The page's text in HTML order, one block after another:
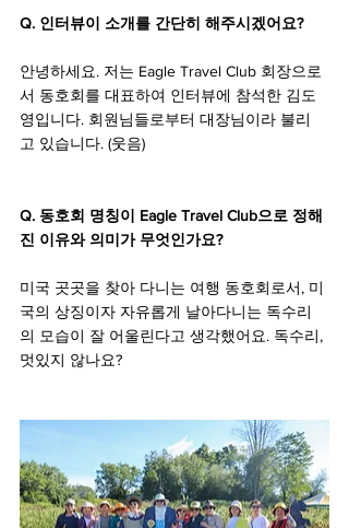
Q. 인터뷰이 소개를 간단히 해주시겠어요?
안녕하세요. 저는 Eagle Travel Club 회장으로
서 동호회를 대표하여 인터뷰에 참석한 김도
영입니다. 회원님들로부터 대장님이라 불리
고 있습니다. (웃음)
Q. 동호회 명칭이 Eagle Travel Club으로 정해
진 이유와 의미가 무엇인가요?
미국 곳곳을 찾아 다니는 여행 동호회로서, 미
국의 상징이자 자유롭게 날아다니는 독수리
의 모습이 잘 어울린다고 생각했어요. 독수리,
멋있지 않나요?